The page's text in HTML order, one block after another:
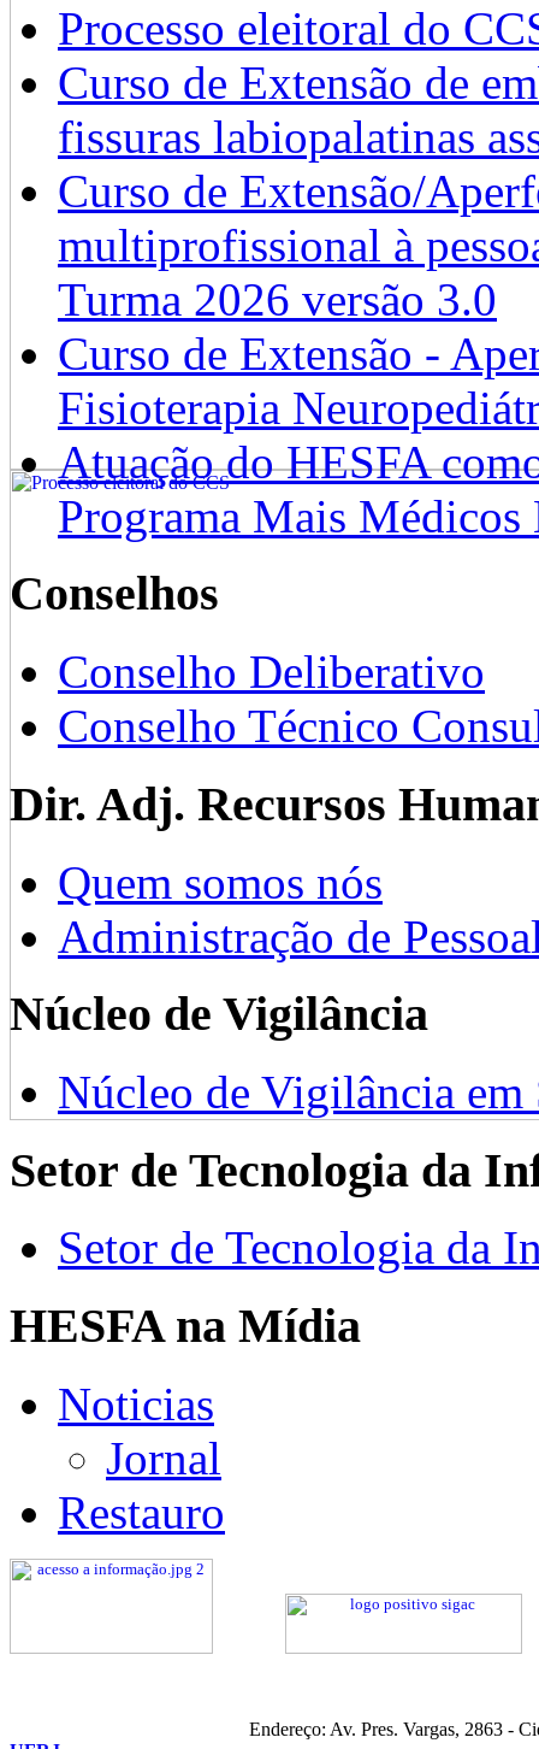
Processo eleitoral do
Curso de Extensão de
fissuras labiopalatinas
Curso de Extensão/
multiprofissional à
Turma 2026 versão 3.0
Curso de Extensão -
Fisioterapia
Atuação do HESFA
Programa Mais
Conselhos
Conselho Deliberativo
Conselho Técnico
Dir. Adj. Recursos
Quem somos nós
Administração de
Núcleo de Vigilância
Núcleo de Vigilância em
Setor de Tecnologia da
Setor de Tecnologia da
HESFA na Mídia
Noticias
Jornal
Restauro
Endereço: Av. Pres. Vargas, 2863 -